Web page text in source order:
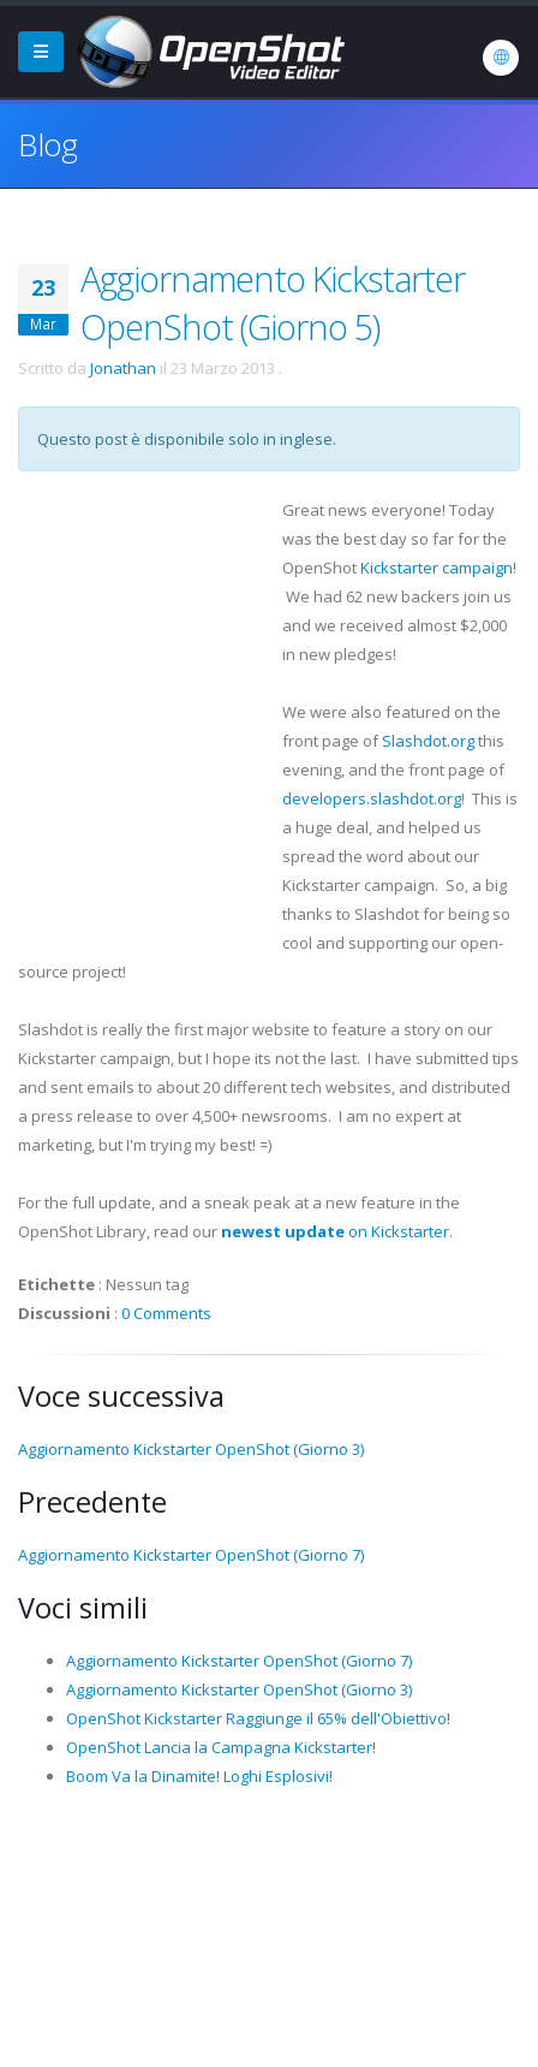
Blog
23
Mar
Aggiornamento Kickstarter
OpenShot (Giorno 5)
Scritto da Jonathan il 23 Marzo 2013 .
Questo post è disponibile solo in inglese.
Great news everyone! Today
was the best day so far for the
OpenShotKickstarter campaign!
We had 62 new backers join us
and we received almost $2,000
in new pledges!
We were also featured on the
front page ofSlashdot.orgthis
evening, and the front page of
developers.slashdot.org! This is
a huge deal, and helped us
spread the word about our
Kickstarter campaign. So, a big
thanks to Slashdot for being so
cool and supporting our open-
source project!
Slashdot is really the first major website to feature a story on our
Kickstarter campaign, but I hope its not the last. I have submitted tips
and sent emails to about 20 different tech websites, and distributed
a press release to over 4,500+ newsrooms. I am no expert at
marketing, but I'm trying my best! =)
For the full update, and a sneak peak at a new feature in the
OpenShot Library, read our newest updateon Kickstarter.
Etichette : Nessun tag
Discussioni : 0 Comments
Voce successiva
Aggiornamento Kickstarter OpenShot (Giorno 3)
Precedente
Aggiornamento Kickstarter OpenShot (Giorno 7)
Voci simili
Aggiornamento Kickstarter OpenShot (Giorno 7)
Aggiornamento Kickstarter OpenShot (Giorno 3)
OpenShot Kickstarter Raggiunge il 65% dell'Obiettivo!
OpenShot Lancia la Campagna Kickstarter!
Boom Va la Dinamite! Loghi Esplosivi!